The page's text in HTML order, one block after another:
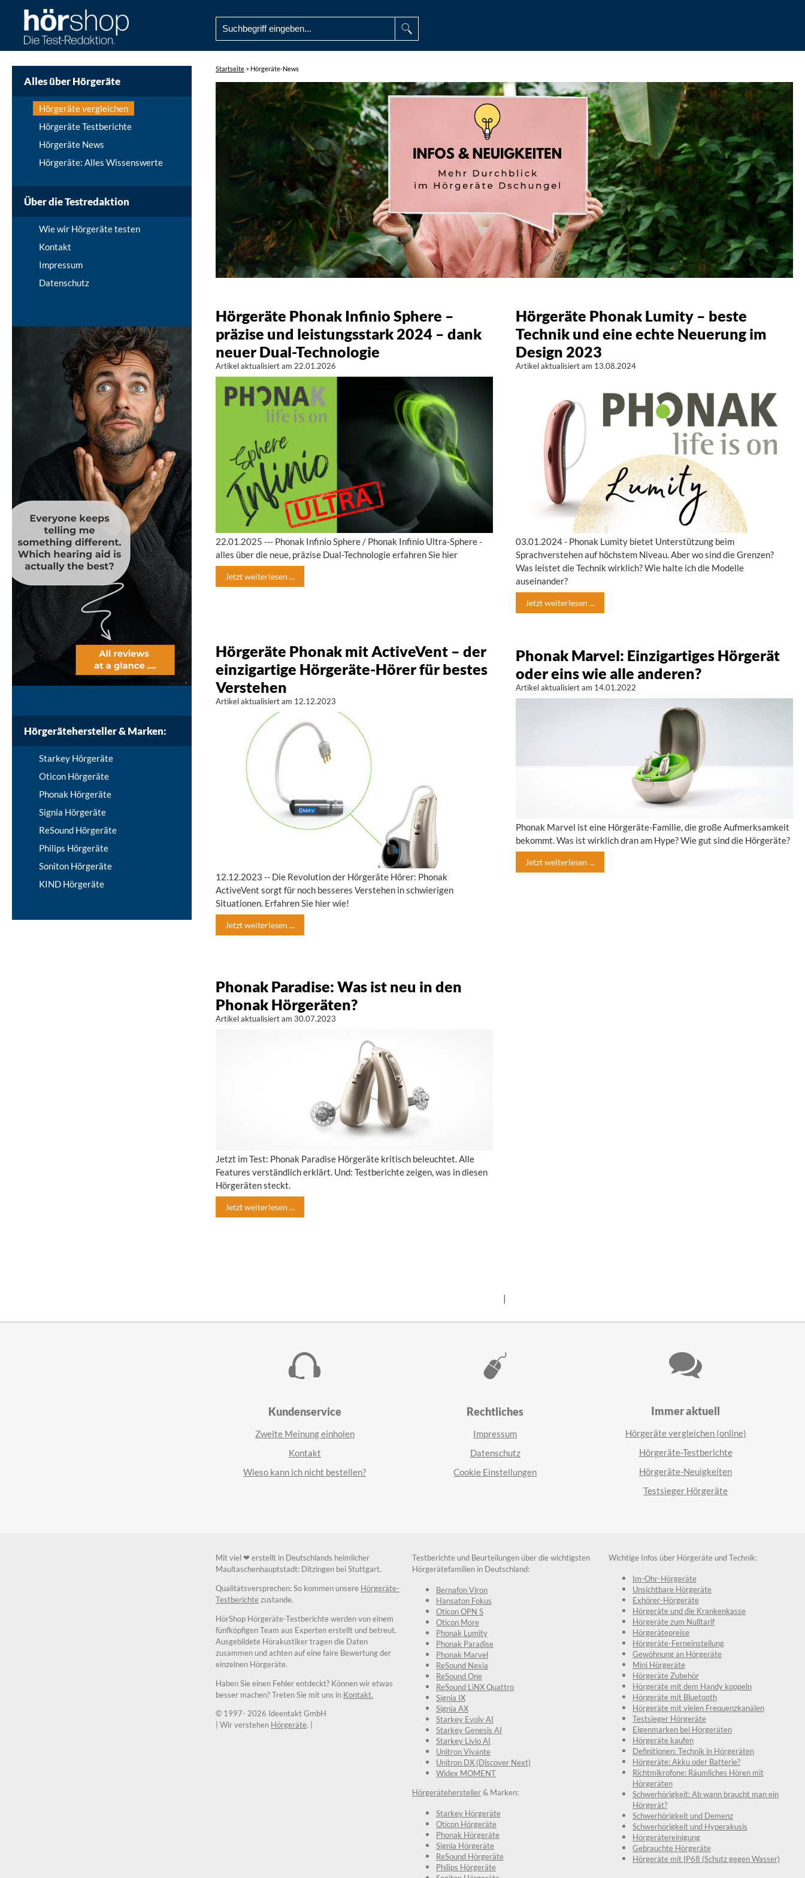
Startseite > Hörgeräte-News
Hörgeräte Phonak Infinio Sphere –
präzise und leistungsstark 2024 – dank
neuer Dual-Technologie
Artikel aktualisiert am 22.01.2026
22.01.2025 --- Phonak Infinio Sphere / Phonak Infinio Ultra-Sphere -
alles über die neue, präzise Dual-Technologie erfahren Sie hier
Jetzt weiterlesen ...
Hörgeräte Phonak Lumity – beste
Technik und eine echte Neuerung im
Design 2023
Artikel aktualisiert am 13.08.2024
03.01.2024 - Phonak Lumity bietet Unterstützung beim
Sprachverstehen auf höchstem Niveau. Aber wo sind die Grenzen?
Was leistet die Technik wirklich? Wie halte ich die Modelle
auseinander?
Jetzt weiterlesen ...
Hörgeräte Phonak mit ActiveVent – der
einzigartige Hörgeräte-Hörer für bestes
Verstehen
Artikel aktualisiert am 12.12.2023
12.12.2023 -- Die Revolution der Hörgeräte Hörer: Phonak
ActiveVent sorgt für noch besseres Verstehen in schwierigen
Situationen. Erfahren Sie hier wie!
Jetzt weiterlesen ...
Phonak Marvel: Einzigartiges Hörgerät
oder eins wie alle anderen?
Artikel aktualisiert am 14.01.2022
Phonak Marvel ist eine Hörgeräte-Familie, die große Aufmerksamkeit
bekommt. Was ist wirklich dran am Hype? Wie gut sind die Hörgeräte?
Jetzt weiterlesen ...
Phonak Paradise: Was ist neu in den
Phonak Hörgeräten?
Artikel aktualisiert am 30.07.2023
Jetzt im Test: Phonak Paradise Hörgeräte kritisch beleuchtet. Alle
Features verständlich erklärt. Und: Testberichte zeigen, was in diesen
Hörgeräten steckt.
Jetzt weiterlesen ...
|
Alles über Hörgeräte
Hörgeräte vergleichen
Hörgeräte Testberichte
Hörgeräte News
Hörgeräte: Alles Wissenswerte
Über die Testredaktion
Wie wir Hörgeräte testen
Kontakt
Impressum
Datenschutz
Hörgerätehersteller & Marken:
Starkey Hörgeräte
Oticon Hörgeräte
Phonak Hörgeräte
Signia Hörgeräte
ReSound Hörgeräte
Philips Hörgeräte
Soniton Hörgeräte
KIND Hörgeräte
Kundenservice
Zweite Meinung einholen
Kontakt
Wieso kann ich nicht bestellen?
Rechtliches
Impressum
Datenschutz
Cookie Einstellungen
Immer aktuell
Hörgeräte vergleichen (online)
Hörgeräte-Testberichte
Hörgeräte-Neuigkeiten
Testsieger Hörgeräte
Mit viel ❤ erstellt in Deutschlands heimlicher
Maultaschenhauptstadt: Ditzingen bei Stuttgart.
Qualitätsversprechen: So kommen unsere Hörgeräte-
Testberichtezustande.
HörShop Hörgeräte-Testberichte werden von einem
fünfköpfigen Team aus Experten erstellt und betreut.
Ausgebildete Hörakustiker tragen die Daten
zusammen und achten auf eine faire Bewertung der
einzelnen Hörgeräte.
Haben Sie einen Fehler entdeckt? Können wir etwas
besser machen? Treten Sie mit uns in Kontakt.
© 1997- 2026 Ideentakt GmbH
| Wir verstehen Hörgeräte. |
Testberichte und Beurteilungen über die wichtigsten
Hörgerätefamilien in Deutschland:
Bernafon Viron
Hansaton Fokus
Oticon OPN S
Oticon More
Phonak Lumity
Phonak Paradise
Phonak Marvel
ReSound Nexia
ReSound One
ReSound LiNX Quattro
Signia IX
Signia AX
Starkey Evolv AI
Starkey Genesis AI
Starkey Livio AI
Unitron Vivante
Unitron DX (Discover Next)
Widex MOMENT
Hörgerätehersteller& Marken:
Starkey Hörgeräte
Oticon Hörgeräte
Phonak Hörgeräte
Signia Hörgeräte
ReSound Hörgeräte
Philips Hörgeräte
Wichtige Infos über Hörgeräte und Technik:
Im-Ohr-Hörgeräte
Unsichtbare Hörgeräte
Exhörer-Hörgeräte
Hörgeräte und die Krankenkasse
Hörgeräte zum Nulltarif
Hörgerätepreise
Hörgeräte-Ferneinstellung
Gewöhnung an Hörgeräte
Mini Hörgeräte
Hörgeräte Zubehör
Hörgeräte mit dem Handy koppeln
Hörgeräte mit Bluetooth
Hörgeräte mit vielen Frequenzkanälen
Testsieger Hörgeräte
Eigenmarken bei Hörgeräten
Hörgeräte kaufen
Definitionen: Technik in Hörgeräten
Hörgeräte: Akku oder Batterie?
Richtmikrofone: Räumliches Hören mit
Hörgeräten
Schwerhörigkeit: Ab wann braucht man ein
Hörgerät?
Schwerhörigkeit und Demenz
Schwerhörigkeit und Hyperakusis
Hörgerätereinigung
Gebrauchte Hörgeräte
Hörgeräte mit IP68 (Schutz gegen Wasser)